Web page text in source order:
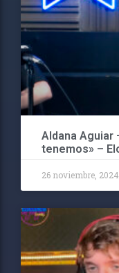
Aldana Aguiar
tenemos» –
26 noviembre, 2024